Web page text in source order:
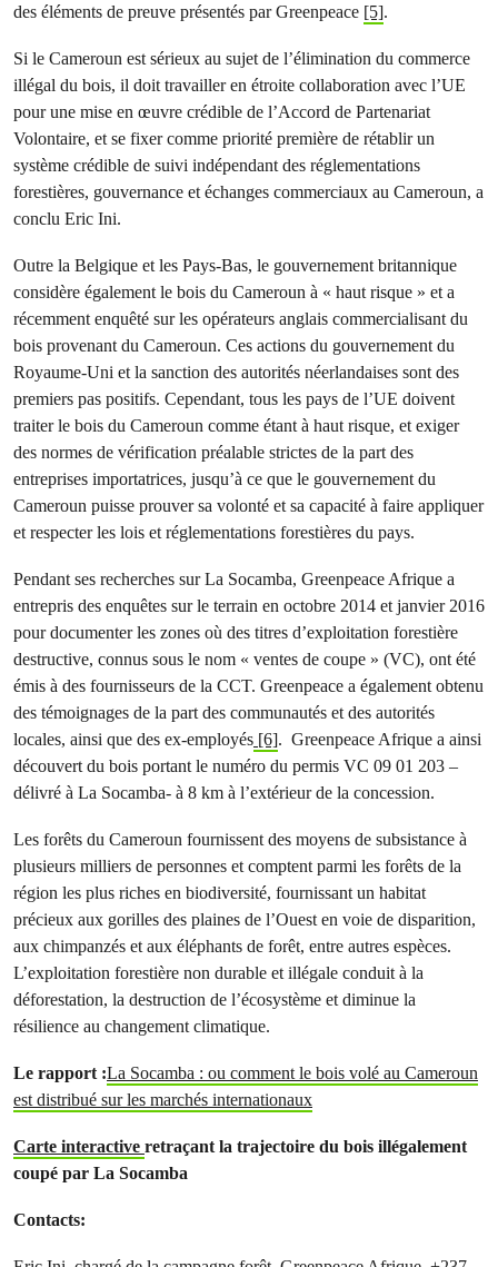
des éléments de preuve présentés par Greenpeace [5].
Si le Cameroun est sérieux au sujet de l’élimination du commerce
illégal du bois, il doit travailler en étroite collaboration avec l’UE
pour une mise en œuvre crédible de l’Accord de Partenariat
Volontaire, et se fixer comme priorité première de rétablir un
système crédible de suivi indépendant des réglementations
forestières, gouvernance et échanges commerciaux au Cameroun, a
conclu Eric Ini.
Outre la Belgique et les Pays-Bas, le gouvernement britannique
considère également le bois du Cameroun à « haut risque » et a
récemment enquêté sur les opérateurs anglais commercialisant du
bois provenant du Cameroun. Ces actions du gouvernement du
Royaume-Uni et la sanction des autorités néerlandaises sont des
premiers pas positifs. Cependant, tous les pays de l’UE doivent
traiter le bois du Cameroun comme étant à haut risque, et exiger
des normes de vérification préalable strictes de la part des
entreprises importatrices, jusqu’à ce que le gouvernement du
Cameroun puisse prouver sa volonté et sa capacité à faire appliquer
et respecter les lois et réglementations forestières du pays.
Pendant ses recherches sur La Socamba, Greenpeace Afrique a
entrepris des enquêtes sur le terrain en octobre 2014 et janvier 2016
pour documenter les zones où des titres d’exploitation forestière
destructive, connus sous le nom « ventes de coupe » (VC), ont été
émis à des fournisseurs de la CCT. Greenpeace a également obtenu
des témoignages de la part des communautés et des autorités
locales, ainsi que des ex-employés [6]. Greenpeace Afrique a ainsi
découvert du bois portant le numéro du permis VC 09 01 203 –
délivré à La Socamba- à 8 km à l’extérieur de la concession.
Les forêts du Cameroun fournissent des moyens de subsistance à
plusieurs milliers de personnes et comptent parmi les forêts de la
région les plus riches en biodiversité, fournissant un habitat
précieux aux gorilles des plaines de l’Ouest en voie de disparition,
aux chimpanzés et aux éléphants de forêt, entre autres espèces.
L’exploitation forestière non durable et illégale conduit à la
déforestation, la destruction de l’écosystème et diminue la
résilience au changement climatique.
Le rapport :La Socamba : ou comment le bois volé au Cameroun
est distribué sur les marchés internationaux
Carte interactive retraçant la trajectoire du bois illégalement
coupé par La Socamba
Contacts: